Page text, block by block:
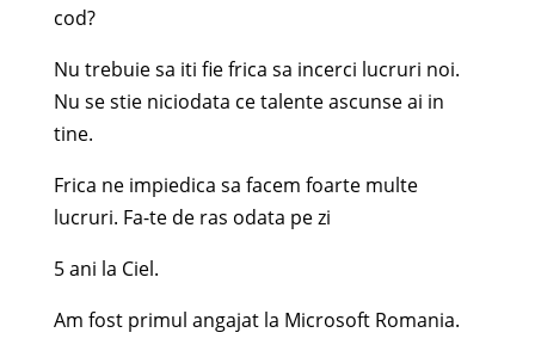
cod?
Nu trebuie sa iti fie frica sa incerci lucruri noi.
Nu se stie niciodata ce talente ascunse ai in
tine.
Frica ne impiedica sa facem foarte multe
lucruri. Fa-te de ras odata pe zi
5 ani la Ciel.
Am fost primul angajat la Microsoft Romania.